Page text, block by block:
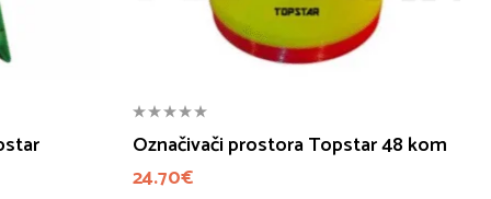
Označivači prostora Topstar 48 kom
24.70€